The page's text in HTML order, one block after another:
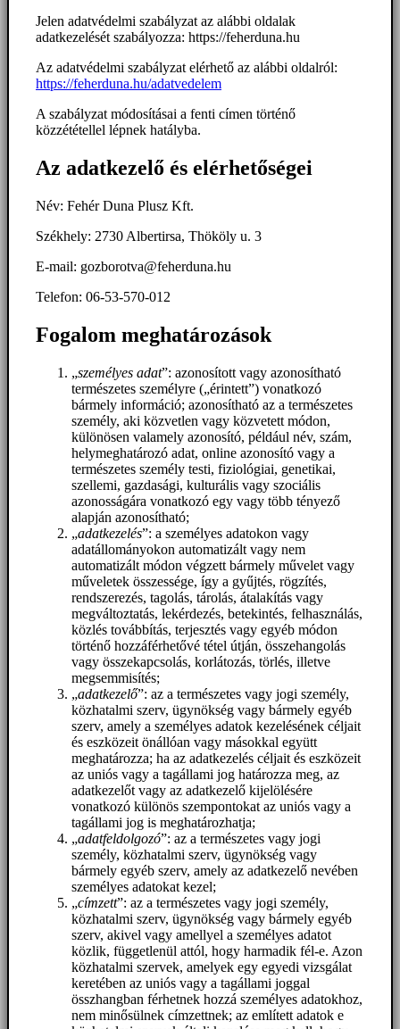
Jelen adatvédelmi szabályzat az alábbi oldalak
adatkezelését szabályozza: https://feherduna.hu
Az adatvédelmi szabályzat elérhető az alábbi oldalról:
https://feherduna.hu/adatvedelem
A szabályzat módosításai a fenti címen történő
közzététellel lépnek hatályba.
Az adatkezelő és elérhetőségei
Név: Fehér Duna Plusz Kft.
Székhely: 2730 Albertirsa, Thököly u. 3
E-mail: gozborotva@feherduna.hu
Telefon: 06-53-570-012
Fogalom meghatározások
„személyes adat”: azonosított vagy azonosítható
természetes személyre („érintett”) vonatkozó
bármely információ; azonosítható az a természetes
személy, aki közvetlen vagy közvetett módon,
különösen valamely azonosító, például név, szám,
helymeghatározó adat, online azonosító vagy a
természetes személy testi, fiziológiai, genetikai,
szellemi, gazdasági, kulturális vagy szociális
azonosságára vonatkozó egy vagy több tényező
alapján azonosítható;
„adatkezelés”: a személyes adatokon vagy
adatállományokon automatizált vagy nem
automatizált módon végzett bármely művelet vagy
műveletek összessége, így a gyűjtés, rögzítés,
rendszerezés, tagolás, tárolás, átalakítás vagy
megváltoztatás, lekérdezés, betekintés, felhasználás,
közlés továbbítás, terjesztés vagy egyéb módon
történő hozzáférhetővé tétel útján, összehangolás
vagy összekapcsolás, korlátozás, törlés, illetve
megsemmisítés;
„adatkezelő”: az a természetes vagy jogi személy,
közhatalmi szerv, ügynökség vagy bármely egyéb
szerv, amely a személyes adatok kezelésének céljait
és eszközeit önállóan vagy másokkal együtt
meghatározza; ha az adatkezelés céljait és eszközeit
az uniós vagy a tagállami jog határozza meg, az
adatkezelőt vagy az adatkezelő kijelölésére
vonatkozó különös szempontokat az uniós vagy a
tagállami jog is meghatározhatja;
„adatfeldolgozó”: az a természetes vagy jogi
személy, közhatalmi szerv, ügynökség vagy
bármely egyéb szerv, amely az adatkezelő nevében
személyes adatokat kezel;
„címzett”: az a természetes vagy jogi személy,
közhatalmi szerv, ügynökség vagy bármely egyéb
szerv, akivel vagy amellyel a személyes adatot
közlik, függetlenül attól, hogy harmadik fél-e. Azon
közhatalmi szervek, amelyek egy egyedi vizsgálat
keretében az uniós vagy a tagállami joggal
összhangban férhetnek hozzá személyes adatokhoz,
nem minősülnek címzettnek; az említett adatok e